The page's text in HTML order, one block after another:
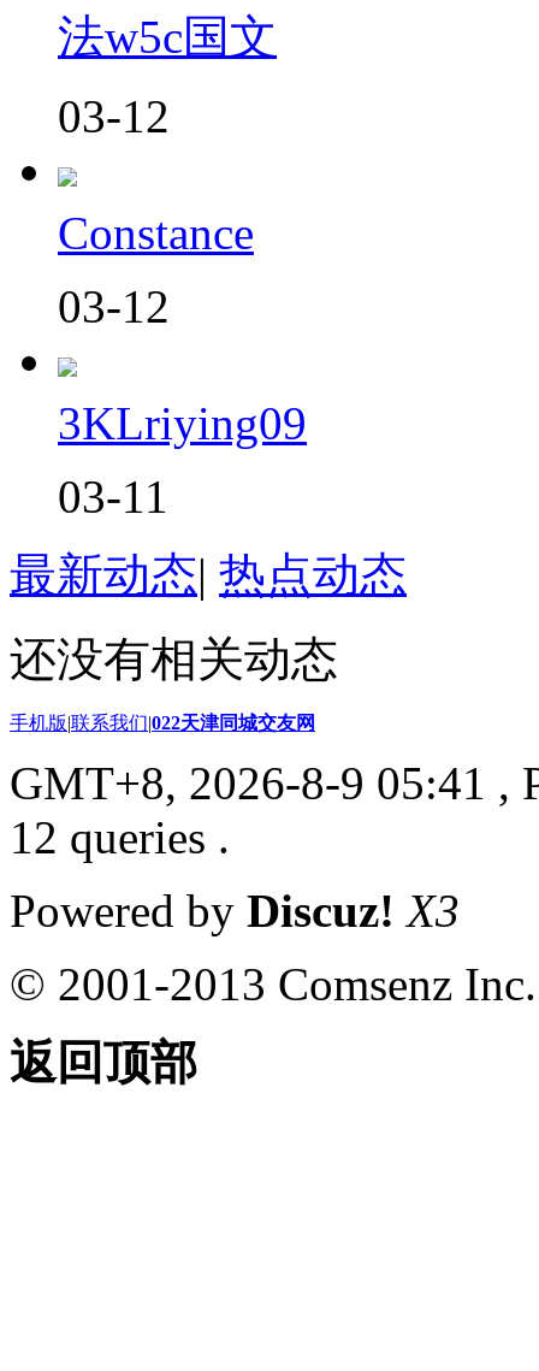
法w5c国文
03-12
Constance
03-12
3KLriying09
03-11
最新动态| 热点动态
还没有相关动态
手机版|联系我们|022天津同城交友网
GMT+8, 2026-8-9 05:41 ,
12 queries .
Powered by Discuz! X3
© 2001-2013 Comsenz Inc.
返回顶部